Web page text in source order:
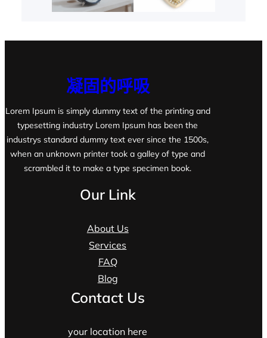
凝固的呼吸
Lorem Ipsum is simply dummy text of the printing and
typesetting industry Lorem Ipsum has been the
industrys standard dummy text ever since the 1500s,
when an unknown printer took a galley of type and
scrambled it to make a type specimen book.
Our Link
About Us
Services
FAQ
Blog
Contact Us
your location here